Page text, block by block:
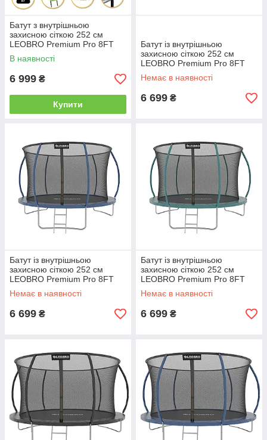
Батут з внутрішньою
захисною сіткою 252 см
LEOBRO Premium Pro 8FT
GREEN (LB-1099)
В наявності
6 999 ₴
Купити
Батут із внутрішньою
захисною сіткою 252 см
LEOBRO Premium Pro 8FT
BLACK
Немає в наявності
6 699 ₴
Батут із внутрішньою
захисною сіткою 252 см
LEOBRO Premium Pro 8FT
BLUE
Немає в наявності
6 699 ₴
Батут із внутрішньою
захисною сіткою 252 см
LEOBRO Premium Pro 8FT
GREEN
Немає в наявності
6 699 ₴